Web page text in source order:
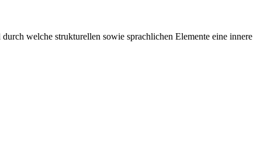
welche strukturellen sowie sprachlichen Elemente eine innere